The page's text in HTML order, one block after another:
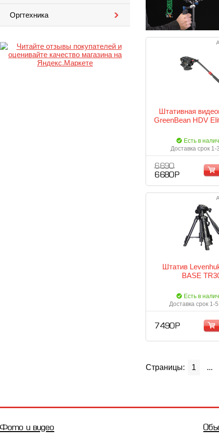
Оргтехника
Штативная
GreenBean HDV
Есть в
Доставка срок 1-
6 690
6 680 Р
Штатив
BASE
Есть в
Доставка срок 1-
7 490 Р
Страницы: 1 ...
Фото и видео